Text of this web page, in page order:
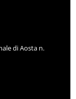
di Aosta n.